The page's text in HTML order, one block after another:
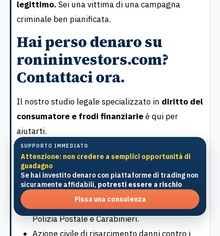
legittimo. Sei una vittima di una campagna
criminale ben pianificata.
Hai perso denaro su
ronininvestors.com?
Contattaci ora.
Il nostro studio legale specializzato in diritto del
consumatore e frodi finanziarieè qui per
aiutarti.
Offriamo:
Consulenza gratuita sulla tua situazione
legale.
Assistenza nella presentazione di denunce a
Polizia Postale e Carabinieri.
Azione civile di risarcimento danni contro i
SUPPORTO IMMEDIATO
Attenzione: non credere a semplici opportunità di
guadagno
Se hai investito denaro con piattaforme di trading non
sicuramente affidabili, potresti essere a rischio
Fissa una consulenza